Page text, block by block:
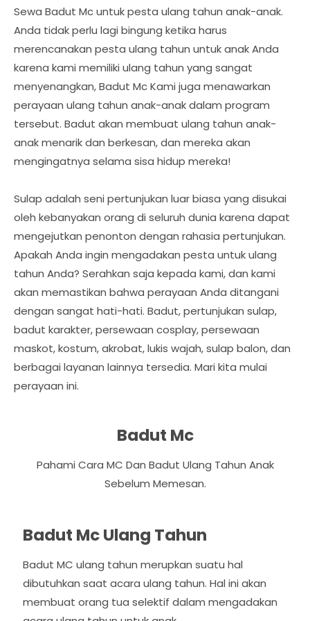
Sewa Badut Mc untuk pesta ulang tahun anak-anak.
Anda tidak perlu lagi bingung ketika harus
merencanakan pesta ulang tahun untuk anak Anda
karena kami memiliki ulang tahun yang sangat
menyenangkan, Badut Mc Kami juga menawarkan
perayaan ulang tahun anak-anak dalam program
tersebut. Badut akan membuat ulang tahun anak-
anak menarik dan berkesan, dan mereka akan
mengingatnya selama sisa hidup mereka!
Sulap adalah seni pertunjukan luar biasa yang disukai
oleh kebanyakan orang di seluruh dunia karena dapat
mengejutkan penonton dengan rahasia pertunjukan.
Apakah Anda ingin mengadakan pesta untuk ulang
tahun Anda? Serahkan saja kepada kami, dan kami
akan memastikan bahwa perayaan Anda ditangani
dengan sangat hati-hati. Badut, pertunjukan sulap,
badut karakter, persewaan cosplay, persewaan
maskot, kostum, akrobat, lukis wajah, sulap balon, dan
berbagai layanan lainnya tersedia. Mari kita mulai
perayaan ini.
Badut Mc
Pahami Cara MC Dan Badut Ulang Tahun Anak
Sebelum Memesan.
Badut Mc Ulang Tahun
Badut MC ulang tahun merupkan suatu hal
dibutuhkan saat acara ulang tahun. Hal ini akan
membuat orang tua selektif dalam mengadakan